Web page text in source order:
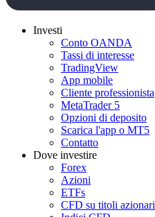
Investi
Conto OANDA
Tassi di interesse
TradingView
App mobile
Cliente professionista
MetaTrader 5
Opzioni di deposito
Scarica l'app o MT5
Contatto
Dove investire
Forex
Azioni
ETFs
CFD su titoli azionari